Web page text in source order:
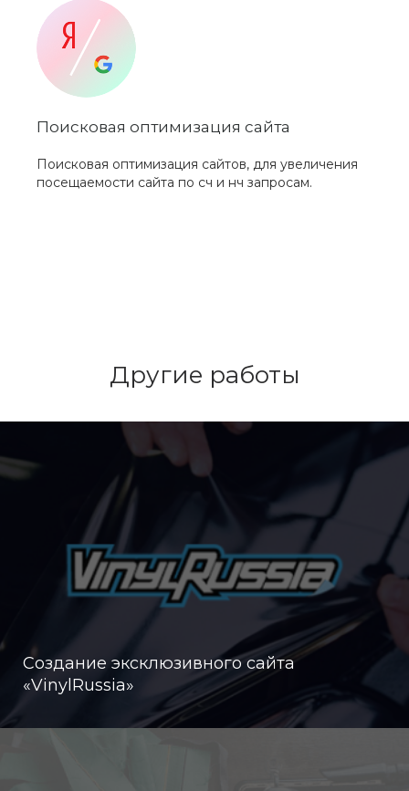
Поисковая оптимизация сайта
Поисковая оптимизация сайтов, для увеличения
посещаемости сайта по сч и нч запросам.
Другие работы
Создание эксклюзивного сайта
«VinylRussia»